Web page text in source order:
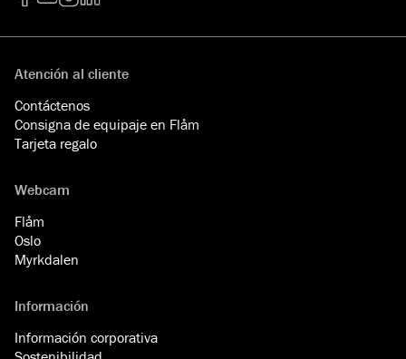
Atención al cliente
Contáctenos
Consigna de equipaje en Flåm
Tarjeta regalo
Webcam
Flåm
Oslo
Myrkdalen
Información
Información corporativa